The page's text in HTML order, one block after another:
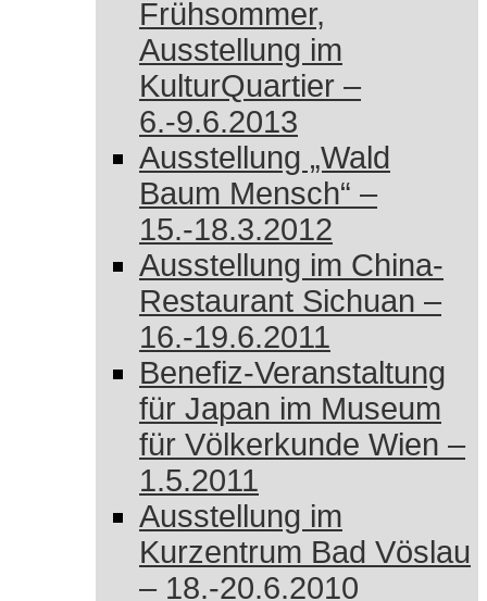
Frühsommer,
Ausstellung im
KulturQuartier –
6.-9.6.2013
Ausstellung „Wald
Baum Mensch“ –
15.-18.3.2012
Ausstellung im China-
Restaurant Sichuan –
16.-19.6.2011
Benefiz-Veranstaltung
für Japan im Museum
für Völkerkunde Wien –
1.5.2011
Ausstellung im
Kurzentrum Bad Vöslau
– 18.-20.6.2010